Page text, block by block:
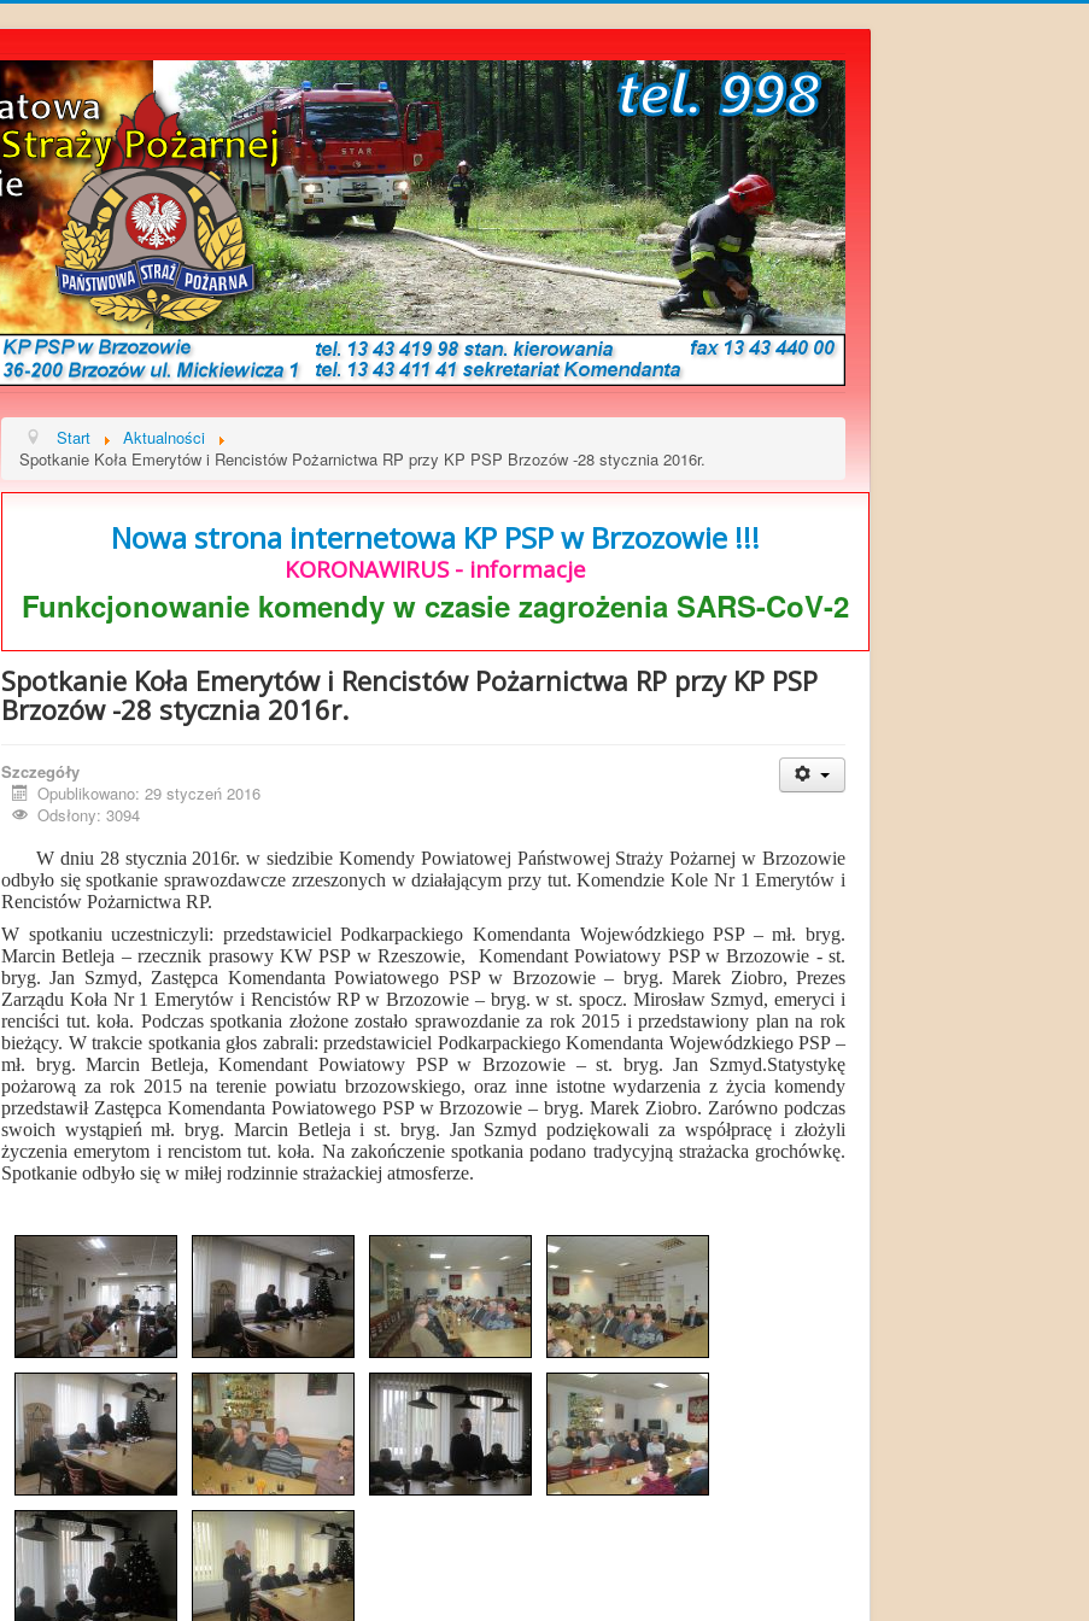
Start
Aktualności
Spotkanie Koła Emerytów i Rencistów Pożarnictwa RP przy KP PSP Brzozów -28 stycznia 2016r.
Nowa strona internetowa KP PSP w Brzozowie !!!
KORONAWIRUS - informacje
Funkcjonowanie komendy w czasie zagrożenia SARS-CoV-2
Spotkanie Koła Emerytów i Rencistów Pożarnictwa RP przy KP PSP
Brzozów -28 stycznia 2016r.
Szczegóły
Opublikowano: 29 styczeń 2016
Odsłony: 3094
W dniu 28 stycznia 2016r. w siedzibie Komendy Powiatowej Państwowej Straży Pożarnej w Brzozowie
odbyło się spotkanie sprawozdawcze zrzeszonych w działającym przy tut. Komendzie Kole Nr 1 Emerytów i
Rencistów Pożarnictwa RP.
W spotkaniu uczestniczyli: przedstawiciel Podkarpackiego Komendanta Wojewódzkiego PSP – mł. bryg.
Marcin Betleja – rzecznik prasowy KW PSP w Rzeszowie, Komendant Powiatowy PSP w Brzozowie - st.
bryg. Jan Szmyd, Zastępca Komendanta Powiatowego PSP w Brzozowie – bryg. Marek Ziobro, Prezes
Zarządu Koła Nr 1 Emerytów i Rencistów RP w Brzozowie – bryg. w st. spocz. Mirosław Szmyd, emeryci i
renciści tut. koła. Podczas spotkania złożone zostało sprawozdanie za rok 2015 i przedstawiony plan na rok
bieżący. W trakcie spotkania głos zabrali: przedstawiciel Podkarpackiego Komendanta Wojewódzkiego PSP –
mł. bryg. Marcin Betleja, Komendant Powiatowy PSP w Brzozowie – st. bryg. Jan Szmyd.Statystykę
pożarową za rok 2015 na terenie powiatu brzozowskiego, oraz inne istotne wydarzenia z życia komendy
przedstawił Zastępca Komendanta Powiatowego PSP w Brzozowie – bryg. Marek Ziobro. Zarówno podczas
swoich wystąpień mł. bryg. Marcin Betleja i st. bryg. Jan Szmyd podziękowali za współpracę i złożyli
życzenia emerytom i rencistom tut. koła. Na zakończenie spotkania podano tradycyjną strażacka grochówkę.
Spotkanie odbyło się w miłej rodzinnie strażackiej atmosferze.